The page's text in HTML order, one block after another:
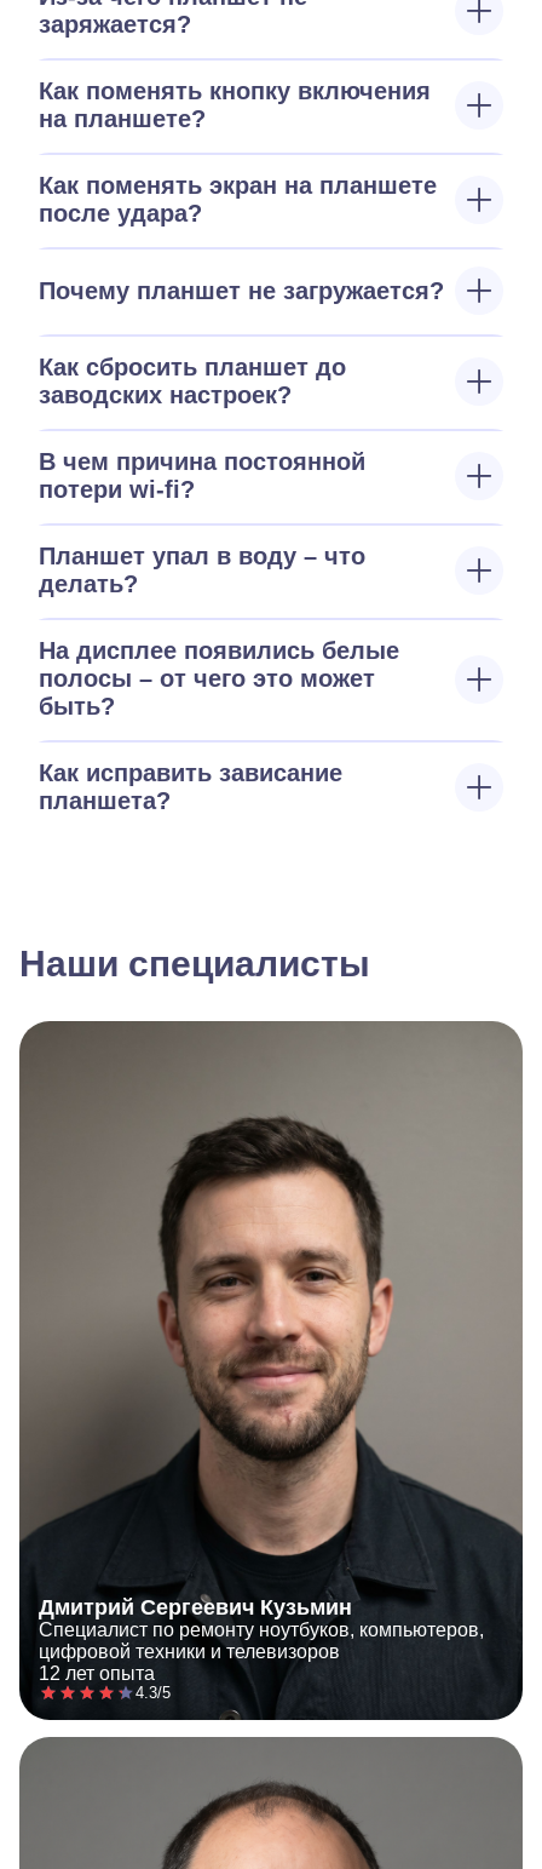
заряжается?
Как поменять кнопку включения
на планшете?
Как поменять экран на планшете
после удара?
Почему планшет не загружается?
Как сбросить планшет до
заводских настроек?
В чем причина постоянной
потери wi-fi?
Планшет упал в воду – что
делать?
На дисплее появились белые
полосы – от чего это может
быть?
Как исправить зависание
планшета?
Наши специалисты
Дмитрий Сергеевич Кузьмин
Специалист по ремонту ноутбуков, компьютеров,
цифровой техники и телевизоров
12 лет опыта
4.3/5